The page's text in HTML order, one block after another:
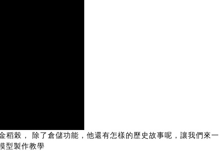
榖， 除了倉儲功能，他還有怎樣的歷史故事呢，讓我們來一
型製作教學